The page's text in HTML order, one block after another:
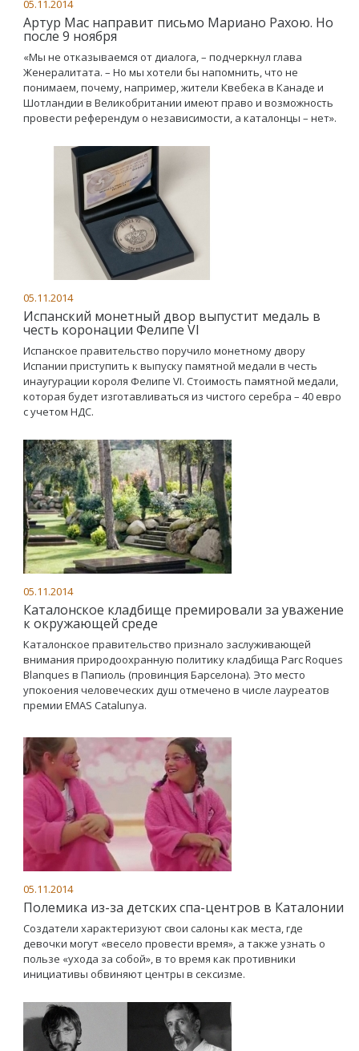
05.11.2014
Артур Мас направит письмо Мариано Рахою. Но
после 9 ноября
«Мы не отказываемся от диалога, – подчеркнул глава
Женералитата. – Но мы хотели бы напомнить, что не
понимаем, почему, например, жители Квебека в Канаде и
Шотландии в Великобритании имеют право и возможность
провести референдум о независимости, а каталонцы – нет».
05.11.2014
Испанский монетный двор выпустит медаль в
честь коронации Фелипе VI
Испанское правительство поручило монетному двору
Испании приступить к выпуску памятной медали в честь
инаугурации короля Фелипе VI. Стоимость памятной медали,
которая будет изготавливаться из чистого серебра – 40 евро
с учетом НДС.
05.11.2014
Каталонское кладбище премировали за уважение
к окружающей среде
Каталонское правительство признало заслуживающей
внимания природоохранную политику кладбища Parc Roques
Blanques в Папиоль (провинция Барселона). Это место
упокоения человеческих душ отмечено в числе лауреатов
премии EMAS Catalunya.
05.11.2014
Полемика из-за детских спа-центров в Каталонии
Создатели характеризуют свои салоны как места, где
девочки могут «весело провести время», а также узнать о
пользе «ухода за собой», в то время как противники
инициативы обвиняют центры в сексизме.